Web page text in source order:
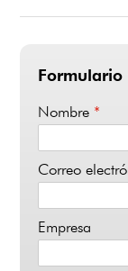
Formulario
Nombre *
Correo
Empresa